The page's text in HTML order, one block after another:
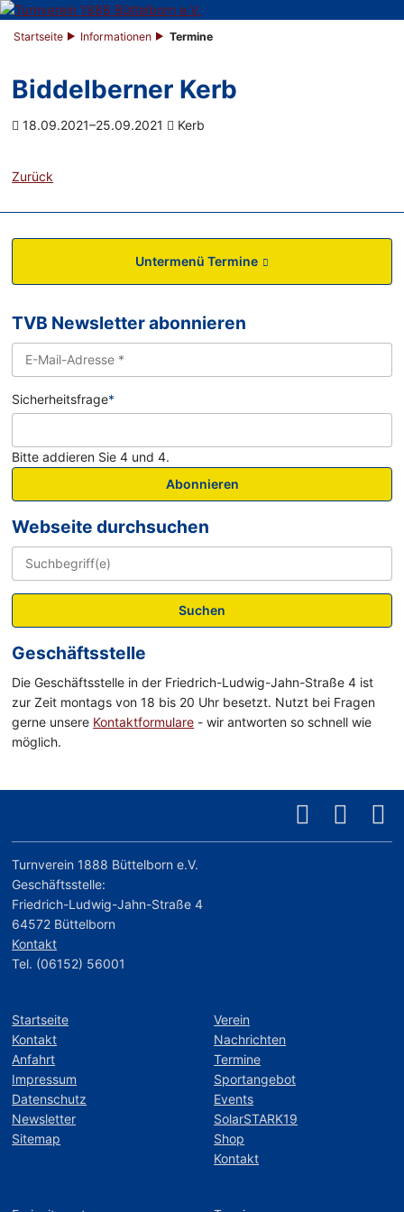
Startseite Informationen Termine
Biddelberner Kerb
18.09.2021–25.09.2021 Kerb
Zurück
Untermenü Termine
TVB Newsletter abonnieren
Sicherheitsfrage*
Bitte addieren Sie 4 und 4.
Abonnieren
Webseite durchsuchen
Suchen
Geschäftsstelle
Die Geschäftsstelle in der Friedrich-Ludwig-Jahn-Straße 4 ist
zur Zeit montags von 18 bis 20 Uhr besetzt. Nutzt bei Fragen
gerne unsere Kontaktformulare - wir antworten so schnell wie
möglich.
Turnverein 1888 Büttelborn e.V.
Geschäftsstelle:
Friedrich-Ludwig-Jahn-Straße 4
64572 Büttelborn
Kontakt
Tel. (06152) 56001
Startseite
Kontakt
Anfahrt
Impressum
Datenschutz
Newsletter
Sitemap
Verein
Nachrichten
Termine
Sportangebot
Events
SolarSTARK19
Shop
Kontakt